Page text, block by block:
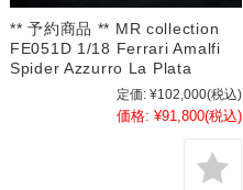
** 予約商品 ** MR collection
FE051D 1/18 Ferrari Amalfi
Spider Azzurro La Plata
定価: ¥102,000(税込)
価格: ¥91,800(税込)